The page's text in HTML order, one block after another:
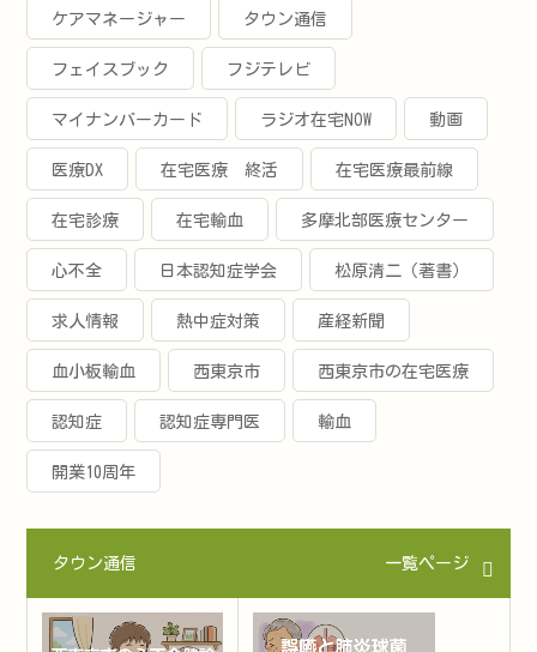
ケアマネージャー タウン通信
フェイスブック フジテレビ
マイナンバーカード ラジオ在宅NOW 動画
医療DX 在宅医療 終活 在宅医療最前線
在宅診療 在宅輸血 多摩北部医療センター
心不全 日本認知症学会 松原清二（著書）
求人情報 熱中症対策 産経新聞
血小板輸血 西東京市 西東京市の在宅医療
認知症 認知症専門医 輸血
開業10周年
タウン通信 一覧ページ